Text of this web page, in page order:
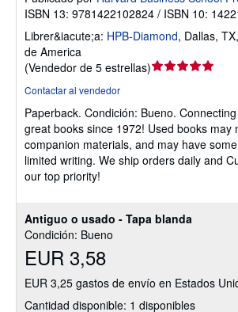
Antiguo o usado - Tapa blanda
Condición: Bueno
EUR 3,58
EUR 3,25 gastos de envío en Estados
Cantidad disponible: 1 disponibles
ISBN 13: 9781422102824 / ISBN 10:
Librer&iacute;a: HPB-Diamond, Dallas,
de America
(Vendedor de 5 estrellas)Calificación
5
de
5
estrellas
Contactar al vendedor
Paperback. Condición: Bueno.
great books since 1972! Used books may
companion materials, and may have
limited writing. We ship orders daily and
our top priority!